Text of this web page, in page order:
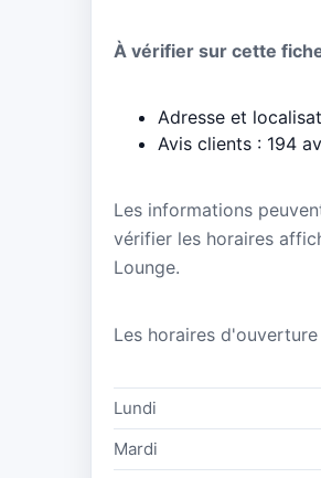
À vérifier sur cette
Adresse et
Avis clients : 194
Les informations
vérifier les horaires
Lounge.
Les horaires
Lundi
Mardi